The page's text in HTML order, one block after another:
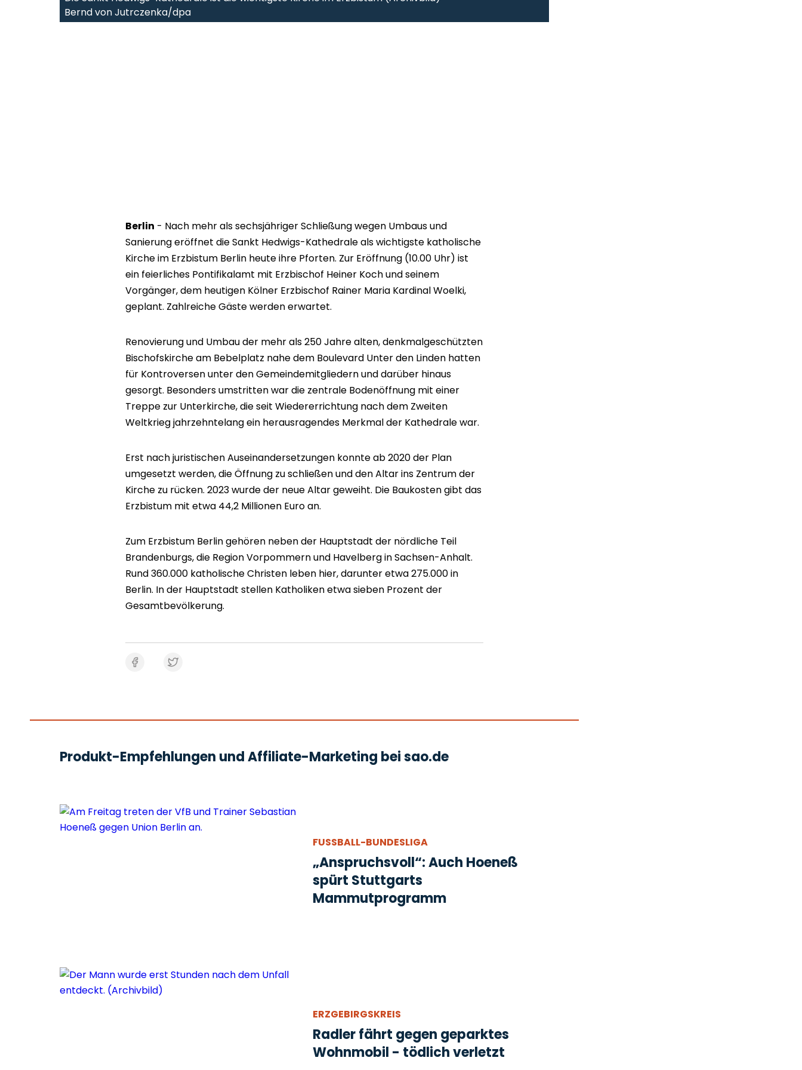
Bernd von Jutrczenka/dpa
Berlin - Nach mehr als sechsjähriger Schließung wegen Umbaus und
Sanierung eröffnet die Sankt Hedwigs-Kathedrale als wichtigste katholische
Kirche im Erzbistum Berlin heute ihre Pforten. Zur Eröffnung (10.00 Uhr) ist
ein feierliches Pontifikalamt mit Erzbischof Heiner Koch und seinem
Vorgänger, dem heutigen Kölner Erzbischof Rainer Maria Kardinal Woelki,
geplant. Zahlreiche Gäste werden erwartet.
Renovierung und Umbau der mehr als 250 Jahre alten, denkmalgeschützten
Bischofskirche am Bebelplatz nahe dem Boulevard Unter den Linden hatten
für Kontroversen unter den Gemeindemitgliedern und darüber hinaus
gesorgt. Besonders umstritten war die zentrale Bodenöffnung mit einer
Treppe zur Unterkirche, die seit Wiedererrichtung nach dem Zweiten
Weltkrieg jahrzehntelang ein herausragendes Merkmal der Kathedrale war.
Erst nach juristischen Auseinandersetzungen konnte ab 2020 der Plan
umgesetzt werden, die Öffnung zu schließen und den Altar ins Zentrum der
Kirche zu rücken. 2023 wurde der neue Altar geweiht. Die Baukosten gibt das
Erzbistum mit etwa 44,2 Millionen Euro an.
Zum Erzbistum Berlin gehören neben der Hauptstadt der nördliche Teil
Brandenburgs, die Region Vorpommern und Havelberg in Sachsen-Anhalt.
Rund 360.000 katholische Christen leben hier, darunter etwa 275.000 in
Berlin. In der Hauptstadt stellen Katholiken etwa sieben Prozent der
Gesamtbevölkerung.
Produkt-Empfehlungen und Affiliate-Marketing bei sao.de
FUSSBALL-BUNDESLIGA
„Anspruchsvoll“: Auch Hoeneß
spürt Stuttgarts
Mammutprogramm
ERZGEBIRGSKREIS
Radler fährt gegen geparktes
Wohnmobil - tödlich verletzt